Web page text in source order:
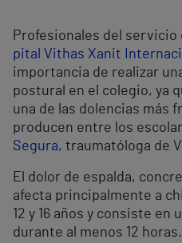
Profesionales del servicio
pital Vithas Xanit
importancia de realizar
postural en el colegio, ya
una de las dolencias más
producen entre los
Segura, traumatóloga de
El dolor de espalda,
afecta principalmente a
12 y 16 años y consiste en
durante al menos 12